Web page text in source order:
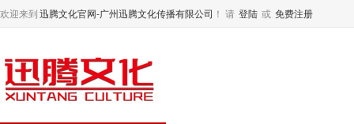
欢迎来到迅腾文化官网-广州迅腾文化传播有限公司 ！ 请 登陆 或 免费注册